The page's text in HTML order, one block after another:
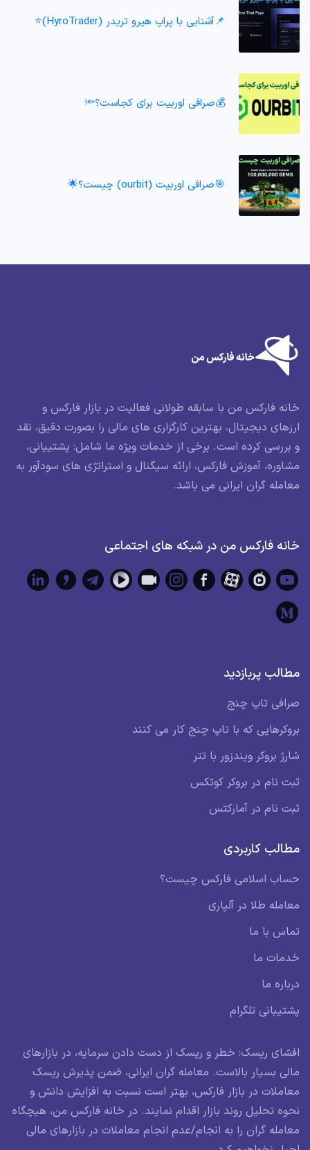
📌آشنایی با پراپ هیرو تریدر (HyroTrader)⭐️
💰صرافی اوربیت برای کجاست؟🔦
🎯صرافی اوربیت (ourbit) چیست؟🌟
خانه فارکس من با سابقه طولانی فعالیت در بازار فارکس و
ارزهای دیجیتال، بهترین کارگزاری های مالی را بصورت دقیق، نقد
و بررسی کرده است. برخی از خدمات ویژه ما شامل: پشتیبانی،
مشاوره، آموزش فارکس، ارائه سیگنال و استراتژی های سودآور به
معامله گران ایرانی می باشد.
خانه فارکس من در شبکه های اجتماعی
مطالب پربازدید
صرافی تاپ چنج
بروکرهایی که با تاپ چنج کار می کنند
شارژ بروکر ویندزور با تتر
ثبت نام در بروکر کوتکس
ثبت نام در آمارکتس
مطالب کاربردی
حساب اسلامی فارکس چیست؟
معامله طلا در آلپاری
تماس با ما
خدمات ما
درباره ما
پشتیبانی تلگرام
افشای ریسک: خطر و ریسک از دست دادن سرمایه، در بازارهای
مالی بسیار بالاست. معامله گران ایرانی، ضمن پذیرش ریسک
معاملات در بازار فارکس، بهتر است نسبت به افزایش دانش و
نحوه تحلیل روند بازار اقدام نمایند. در خانه فارکس من، هیچگاه
معامله گران را به انجام/عدم انجام معاملات در بازارهای مالی